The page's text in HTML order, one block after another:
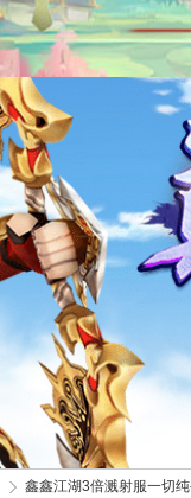
鑫鑫江湖3倍溅射服一切